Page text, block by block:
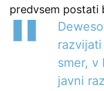
predvsem postati
smer, v
javni